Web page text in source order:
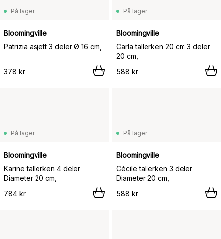
På lager
Bloomingville
Patrizia asjett 3 deler Ø 16 cm,
378 kr
På lager
Bloomingville
Carla tallerken 20 cm 3 deler
20 cm,
588 kr
På lager
Bloomingville
Karine tallerken 4 deler
Diameter 20 cm,
784 kr
På lager
Bloomingville
Cécile tallerken 3 deler
Diameter 20 cm,
588 kr